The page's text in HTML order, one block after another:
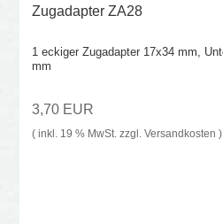
Zugadapter ZA28
1 eckiger Zugadapter 17x34 mm,
mm
3,70 EUR
( inkl. 19 % MwSt. zzgl. Versandkosten )